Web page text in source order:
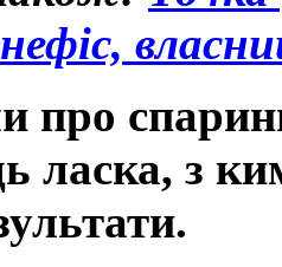
про
ласка, з